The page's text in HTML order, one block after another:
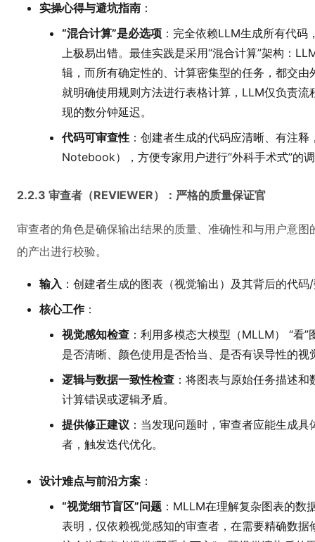
实操心得与避坑指南 ：
“混合计算”是必选项 ：完全依赖LLM生成所有代
上极易出错。最佳实践是采用“混合计算”架构：
辑，而所有确定性的、计算密集型的任务，都交
就明确使用规则方法进行表格计算，LLM仅负责
现的数分钟延迟。
代码可审查性 ：创建者生成的代码应清晰、有注
Notebook），方便专家用户进行“外科手术式”的
2.2.3 审查者（REVIEWER）：严格的质量保证官
审查者的角色是确保输出结果的质量、准确性和与用户意图
的产出进行校验。
输入 ：创建者生成的图表（视觉输出）及其背后的代码
核心工作：
视觉感知检查 ：利用多模态大模型（MLLM） “看
是否清晰、颜色使用是否恰当、是否有误导性的
逻辑与数据一致性检查 ：将图表与原始任务描述
计算错误或逻辑矛盾。
提供修正建议 ：当发现问题时，审查者应能生成
者，触发迭代优化。
设计难点与前沿方案 ：
“视觉细节盲区”问题 ：MLLM在理解复杂图表的
表明，仅依赖视觉感知的审查者，在需要精确数